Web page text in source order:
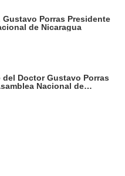
Porras Presidente
de Nicaragua
del Doctor Gustavo Porras
Nacional de